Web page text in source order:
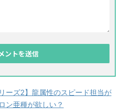
ーズ2】龍属性のスピード担当が
ン亜種が欲しい？